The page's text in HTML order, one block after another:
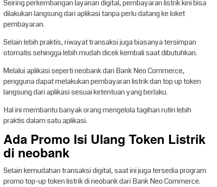
Seiring perkembangan layanan digital, pembayaran listrik kini bisa
dilakukan langsung dari aplikasi tanpa perlu datang ke loket
pembayaran.
Selain lebih praktis, riwayat transaksi juga biasanya tersimpan
otomatis sehingga lebih mudah dicek kembali saat dibutuhkan.
Melalui aplikasi seperti neobank dari Bank Neo Commerce,
pengguna dapat melakukan pembayaran listrik dan top up token
langsung dari aplikasi sesuai ketentuan yang berlaku.
Hal ini membantu banyak orang mengelola tagihan rutin lebih
praktis dalam satu aplikasi.
Ada Promo Isi Ulang Token Listrik
di neobank
Selain kemudahan transaksi digital, saat ini juga tersedia program
promo top-up token listrik di neobank dari Bank Neo Commerce.